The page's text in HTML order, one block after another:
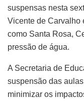
suspensas nesta
Vicente de Carvalho
como Santa Rosa,
pressão de água.
A Secretaria de
suspensão das
minimizar os